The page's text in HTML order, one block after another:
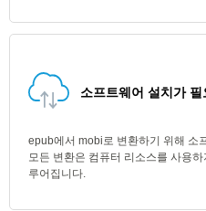
소프트웨어 설치가
epub에서 mobi로 변환하기 위해 소
모든 변환은 컴퓨터 리소스를 사용
루어집니다.